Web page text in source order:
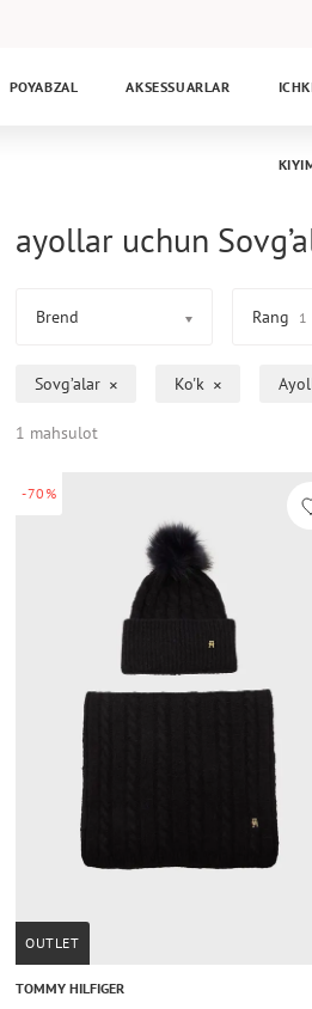
POYABZAL AKSESSUARLAR
ayollar uchun
Brend Rang 1
Sovg’alar Ko'k
1 mahsulot
-70%
OUTLET
TOMMY HILFIGER